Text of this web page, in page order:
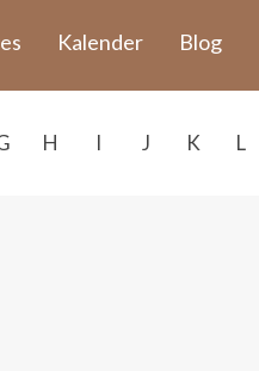
Kalender Blog
H I J K L